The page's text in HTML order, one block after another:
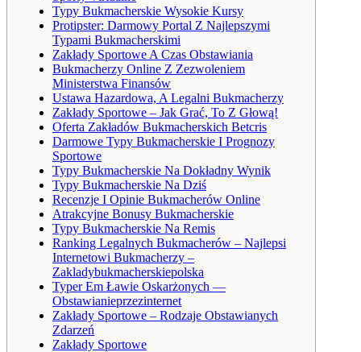
Typy Bukmacherskie Wysokie Kursy
Protipster: Darmowy Portal Z Najlepszymi
Typami Bukmacherskimi
Zakłady Sportowe A Czas Obstawiania
Bukmacherzy Online Z Zezwoleniem
Ministerstwa Finansów
Ustawa Hazardowa, A Legalni Bukmacherzy
Zakłady Sportowe – Jak Grać, To Z Głową!
Oferta Zakładów Bukmacherskich Betcris
Darmowe Typy Bukmacherskie I Prognozy
Sportowe
Typy Bukmacherskie Na Dokładny Wynik
Typy Bukmacherskie Na Dziś
Recenzje I Opinie Bukmacherów Online
Atrakcyjne Bonusy Bukmacherskie
Typy Bukmacherskie Na Remis
Ranking Legalnych Bukmacherów – Najlepsi
Internetowi Bukmacherzy –
Zakladybukmacherskiepolska
Typer Em Ławie Oskarżonych —
Obstawianieprzezinternet
Zakłady Sportowe – Rodzaje Obstawianych
Zdarzeń
Zakłady Sportowe